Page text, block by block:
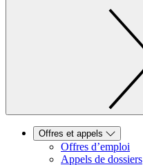
Offres et appels
Offres d’emploi
Appels de dossiers